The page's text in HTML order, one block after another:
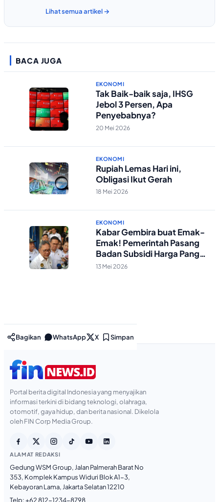
Lihat semua artikel →
BACA JUGA
EKONOMI
Tak Baik-baik saja, IHSG
Jebol 3 Persen, Apa
Penyebabnya?
20 Mei 2026
EKONOMI
Rupiah Lemas Hari ini,
Obligasi Ikut Gerah
18 Mei 2026
EKONOMI
Kabar Gembira buat Emak-
Emak! Pemerintah Pasang
Badan Subsidi Harga Pangan
Impor yang Kian Melejit!
13 Mei 2026
Bagikan WhatsApp X Simpan
Portal berita digital Indonesia yang menyajikan
informasi terkini di bidang teknologi, olahraga,
otomotif, gaya hidup, dan berita nasional. Dikelola
oleh FIN Corp Media Group.
ALAMAT REDAKSI
Gedung WSM Group, Jalan Palmerah Barat No
353, Komplek Kampus Widuri Blok A1-3,
Kebayoran Lama, Jakarta Selatan 12210
Telp:+62 812-1234-8798